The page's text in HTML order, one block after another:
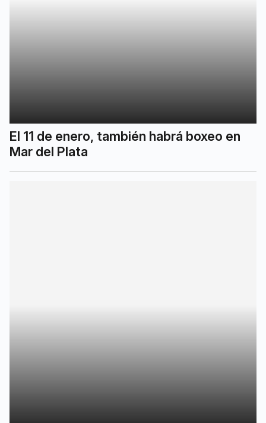
El 11 de enero, también habrá boxeo en
Mar del Plata